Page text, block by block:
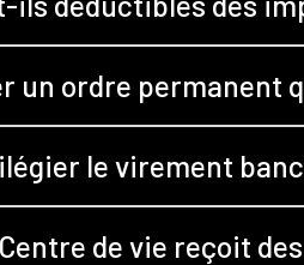
un ordre permanent
le virement
de vie reçoit